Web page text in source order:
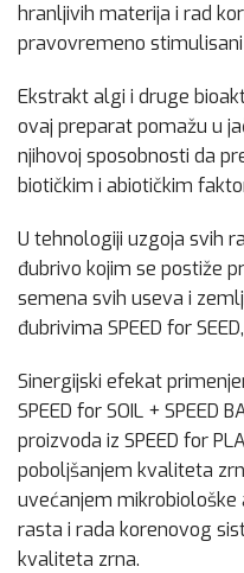
hranljivih materija i rad
pravovremeno
Ekstrakt algi i druge
ovaj preparat pomažu u
njihovoj sposobnosti da
biotičkim i abiotičkim
U tehnologiji uzgoja svih
đubrivo kojim se postiže
semena svih useva i
đubrivima SPEED for
Sinergijski efekat
SPEED for SOIL + SPEED
proizvoda iz SPEED for
poboljšanjem kvaliteta
uvećanjem mikrobiološke
rasta i rada korenovog
kvaliteta zrna.